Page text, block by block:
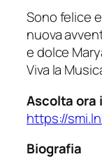
Sono felice
nuova
e dolce
Viva la
Ascolta ora
https://
Biografia